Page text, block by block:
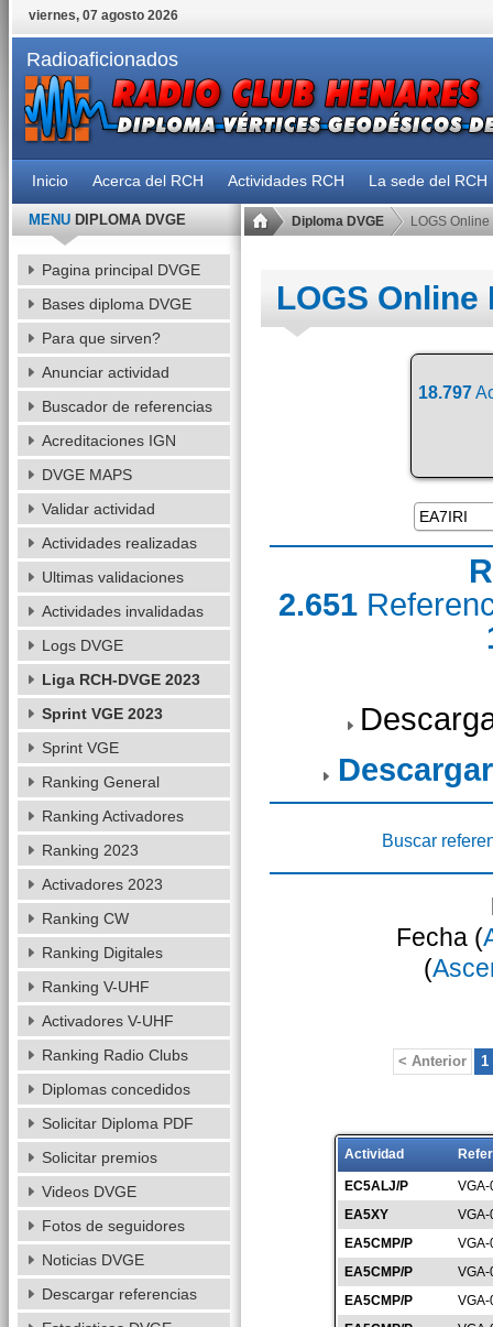
viernes, 07 agosto 2026
Radioaficionados
Inicio Acerca del RCH Actividades RCH La sede del RCH
Diploma DVGE LOGS Online
LOGS Online
18.797
2.651
Buscar
Fecha (
(
< Anterior 1
Actividad
EC5ALJ/P
EA5XY
EA5CMP/P
EA5CMP/P
EA5CMP/P
MENUDIPLOMA DVGE
Pagina principal DVGE
Bases diploma DVGE
Para que sirven?
Anunciar actividad
Buscador de referencias
Acreditaciones IGN
DVGE MAPS
Validar actividad
Actividades realizadas
Ultimas validaciones
Actividades invalidadas
Logs DVGE
Liga RCH-DVGE 2023
Sprint VGE 2023
Sprint VGE
Ranking General
Ranking Activadores
Ranking 2023
Activadores 2023
Ranking CW
Ranking Digitales
Ranking V-UHF
Activadores V-UHF
Ranking Radio Clubs
Diplomas concedidos
Solicitar Diploma PDF
Solicitar premios
Videos DVGE
Fotos de seguidores
Noticias DVGE
Descargar referencias